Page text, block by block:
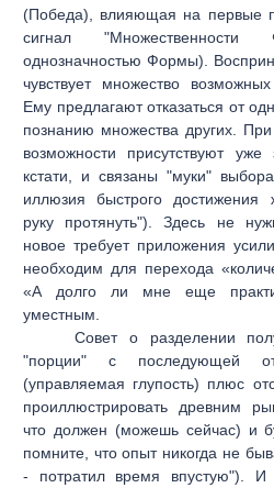
(Победа), влияющая на первые
сигнал
однозначностью Формы).
чувствует множество
Ему предлагают отказаться от
познанию множества других.
возможности присутствуют
кстати, и связаны "муки"
иллюзия быстрого достижения
руку протянуть"). Здесь не
новое требует приложения
необходим для перехода
«А долго ли мне еще
уместным.
Совет о разделении
"порции" с последующей
(управляемая глупость) плюс
проиллюстрировать древним
что должен (можешь сейчас) и
помните, что опыт никогда не
- потратил время впустую"). И